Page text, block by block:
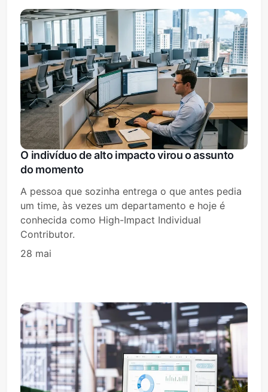
O indivíduo de alto impacto virou o assunto
do momento
A pessoa que sozinha entrega o que antes pedia
um time, às vezes um departamento e hoje é
conhecida como High-Impact Individual
Contributor.
28 mai